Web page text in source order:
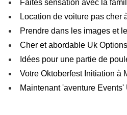
Faites sensation avec la
Location de voiture pas cher
Prendre dans les images et
Cher et abordable Uk
Idées pour une partie de
Votre Oktoberfest Initiation à
Maintenant 'aventure Events'